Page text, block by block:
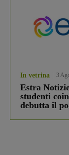
In vetrina 3
Estra
studenti
debutta il